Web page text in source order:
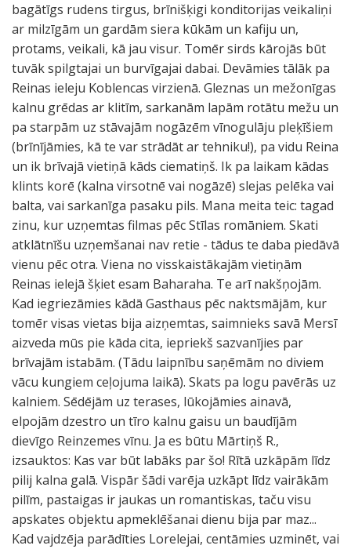
bagātīgs rudens tirgus, brīnišķigi konditorijas veikaliņi
ar milzīgām un gardām siera kūkām un kafiju un,
protams, veikali, kā jau visur. Tomēr sirds kārojās būt
tuvāk spilgtajai un burvīgajai dabai. Devāmies tālāk pa
Reinas ieleju Koblencas virzienā. Gleznas un mežonīgas
kalnu grēdas ar klitīm, sarkanām lapām rotātu mežu un
pa starpām uz stāvajām nogāzēm vīnogulāju pleķīšiem
(brīnījāmies, kā te var strādāt ar tehniku!), pa vidu Reina
un ik brīvajā vietiņā kāds ciematiņš. Ik pa laikam kādas
klints korē (kalna virsotnē vai nogāzē) slejas pelēka vai
balta, vai sarkanīga pasaku pils. Mana meita teic: tagad
zinu, kur uzņemtas filmas pēc Stīlas romāniem. Skati
atklātnīšu uzņemšanai nav retie - tādus te daba piedāvā
vienu pēc otra. Viena no visskaistākajām vietiņām
Reinas ielejā šķiet esam Baharaha. Te arī nakšņojām.
Kad iegriezāmies kādā Gasthaus pēc naktsmājām, kur
tomēr visas vietas bija aizņemtas, saimnieks savā Mersī
aizveda mūs pie kāda cita, iepriekš sazvanījies par
brīvajām istabām. (Tādu laipnību saņēmām no diviem
vācu kungiem ceļojuma laikā). Skats pa logu pavērās uz
kalniem. Sēdējām uz terases, lūkojāmies ainavā,
elpojām dzestro un tīro kalnu gaisu un baudījām
dievīgo Reinzemes vīnu. Ja es būtu Mārtiņš R.,
izsauktos: Kas var būt labāks par šo! Rītā uzkāpām līdz
pilij kalna galā. Vispār šādi varēja uzkāpt līdz vairākām
pilīm, pastaigas ir jaukas un romantiskas, taču visu
apskates objektu apmeklēšanai dienu bija par maz...
Kad vajdzēja parādīties Lorelejai, centāmies uzminēt, vai